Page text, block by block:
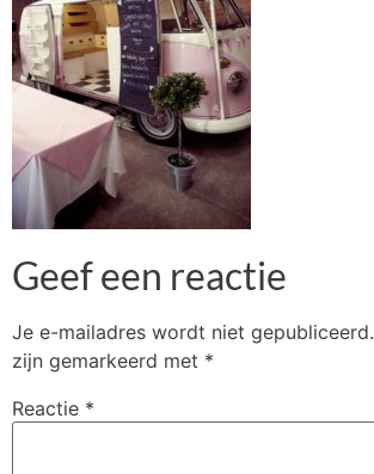
Geef een reactie
Je e-mailadres wordt niet gepubliceerd.
zijn gemarkeerd met *
Reactie *